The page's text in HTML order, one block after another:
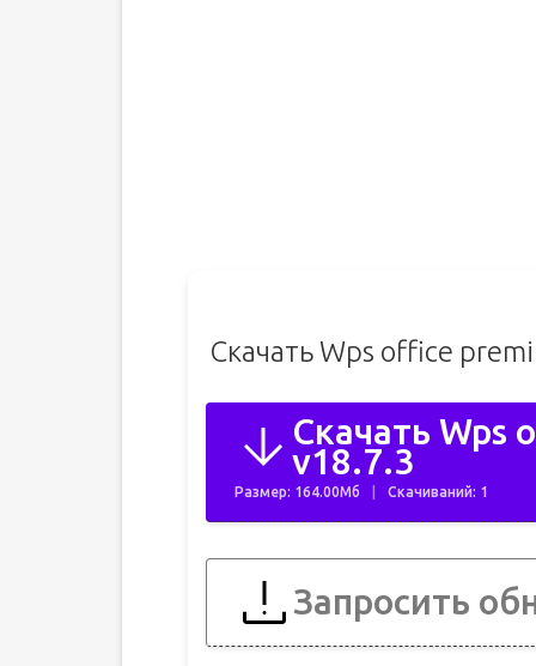
Скачать Wps office
Скачать Wps
v18.7.3
Размер: 164.00Мб Скачиваний: 1
Запросить